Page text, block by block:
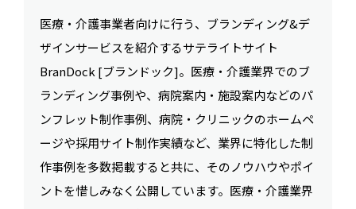
医療・介護事業者向けに行う、ブランディング&デ
ザインサービスを紹介するサテライトサイト
BranDock [ブランドック]。医療・介護業界でのブ
ランディング事例や、病院案内・施設案内などのパ
ンフレット制作事例、病院・クリニックのホームペ
ージや採用サイト制作実績など、業界に特化した制
作事例を多数掲載すると共に、そのノウハウやポイ
ントを惜しみなく公開しています。医療・介護業界